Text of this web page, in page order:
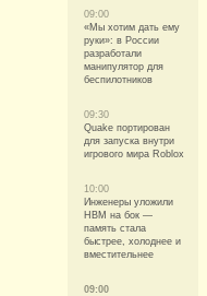
09:00
«Мы хотим дать ему
руки»: в России
разработали
манипулятор для
беспилотников
09:30
Quake портирован
для запуска внутри
игрового мира Roblox
10:00
Инженеры уложили
HBM на бок —
память стала
быстрее, холоднее и
вместительнее
09:00